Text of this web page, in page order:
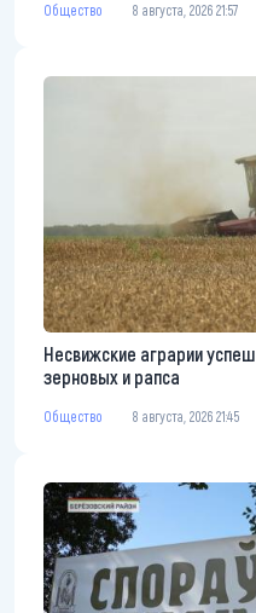
Общество 8 августа, 2026 21:57
Несвижские аграрии
зерновых и рапса
Общество 8 августа, 2026 21:45